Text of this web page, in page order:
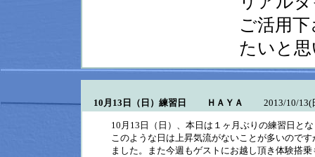
ご活用
たいと
10月13日（日）練習日 ＨＡＹＡ 2013/10/13(
10月13日（日）、本日は１ヶ月ぶりの練習日と
このような日は上昇気流がないことが多いので
ました。また今週もゲストにお越し頂き体験搭